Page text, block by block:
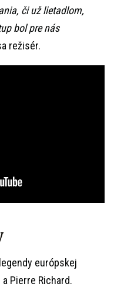
či už lietadlom,
bol pre nás
režisér.
európskej
Pierre Richard.